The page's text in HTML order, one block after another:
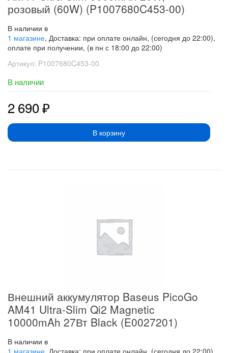
розовый (60W) (P1007680C453-00)
В наличии в
1 магазине, Доставка: при оплате онлайн, (сегодня до 22:00),
оплате при получении, (в пн с 18:00 до 22:00)
Артикул: P1007680C453-00
В наличии
2 690₽
В корзину
Внешний аккумулятор Baseus PicoGo
AM41 Ultra-Slim Qi2 Magnetic
10000mAh 27Вт Black (E0027201)
В наличии в